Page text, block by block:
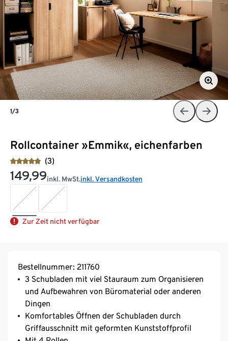
Rollcontainer »Emmik«, eichenfarben
(3)
149,99inkl. MwSt.inkl. Versandkosten
Zur Zeit nicht verfügbar
1/3
Bestellnummer: 211760
3 Schubladen mit viel Stauraum zum Organisieren
und Aufbewahren von Büromaterial oder anderen
Dingen
Komfortables Öffnen der Schubladen durch
Griffausschnitt mit geformten Kunststoffprofil